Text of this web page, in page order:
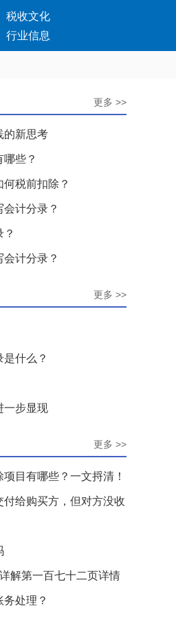
税收文化
行业信息
更多 >>
的新思考
？
前扣除？
分录？
？
分录？
更多 >>
么？
一步显现
更多 >>
有哪些？一文捋清！
购买方，但对方没收
解第一百七十二页详情
理？